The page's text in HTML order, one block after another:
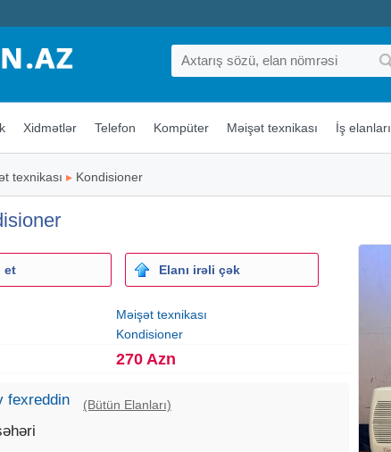
Xidmətlər Telefon Kompüter Məişət texnikası İş elanları
texnikası ▸ Kondisioner
et Elanı irəli çək
Məişət texnikası
Kondisioner
270 Azn
fexreddin (Bütün Elanları)